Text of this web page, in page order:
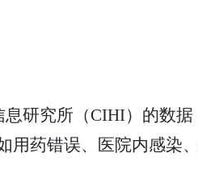
研究所（CIHI）的数
用药错误、医院内感染